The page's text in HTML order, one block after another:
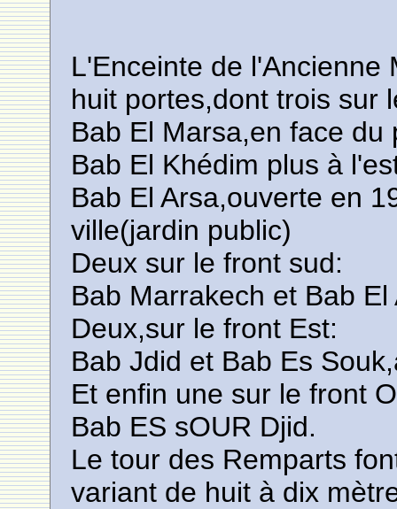
L'Enceinte de l'Ancienne
huit portes,dont trois sur
Bab El Marsa,en face du
Bab El Khédim plus à
Bab El Arsa,ouverte en
ville(jardin public)
Deux sur le front sud:
Bab Marrakech et Bab
Deux,sur le front Est:
Bab Jdid et Bab Es
Et enfin une sur le front
Bab ES sOUR Djid.
Le tour des Remparts
variant de huit à dix